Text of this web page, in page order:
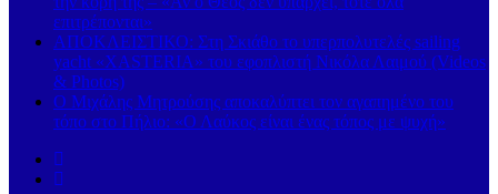
επιτρέπονται»
ΑΠΟΚΛΕΙΣΤΙΚΟ: Στη Σκιάθο το υπερπολυτελές sailing
yacht «XASTERIA» του εφοπλιστή Νικόλα Λαιμού (Videos
& Photos)
Ο Μιχάλης Μητρούσης αποκαλύπτει τον αγαπημένο του
τόπο στο Πήλιο: «Ο Λαύκος είναι ένας τόπος με ψυχή»